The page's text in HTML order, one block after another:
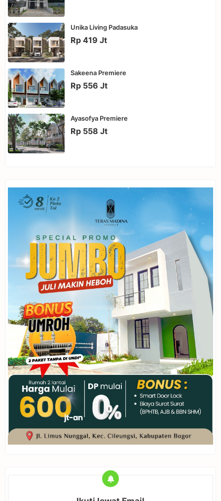
Unika Living Padasuka
Rp 419 Jt
Sakeena Premiere
Rp 556 Jt
Ayasofya Premiere
Rp 558 Jt